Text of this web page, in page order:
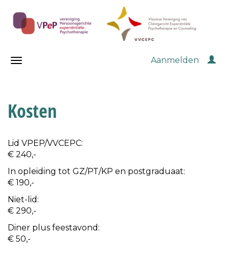
Aanmelden
Kosten
Lid VPEP/VVCEPC:
€ 240,-
In opleiding tot GZ/PT/KP en postgraduaat:
€ 190,-
Niet-lid:
€ 290,-
Diner plus feestavond:
€ 50,-